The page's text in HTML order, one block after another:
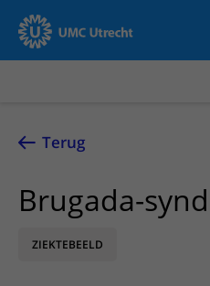
Naar hoofdinhoud
Over UMC
Utrecht
Research
UMC Utrecht
Zorg en behandeling
Ziekten en aandoeningen
Afspraak en opname
Terug
Brugada-
ZIEKTEBEELD